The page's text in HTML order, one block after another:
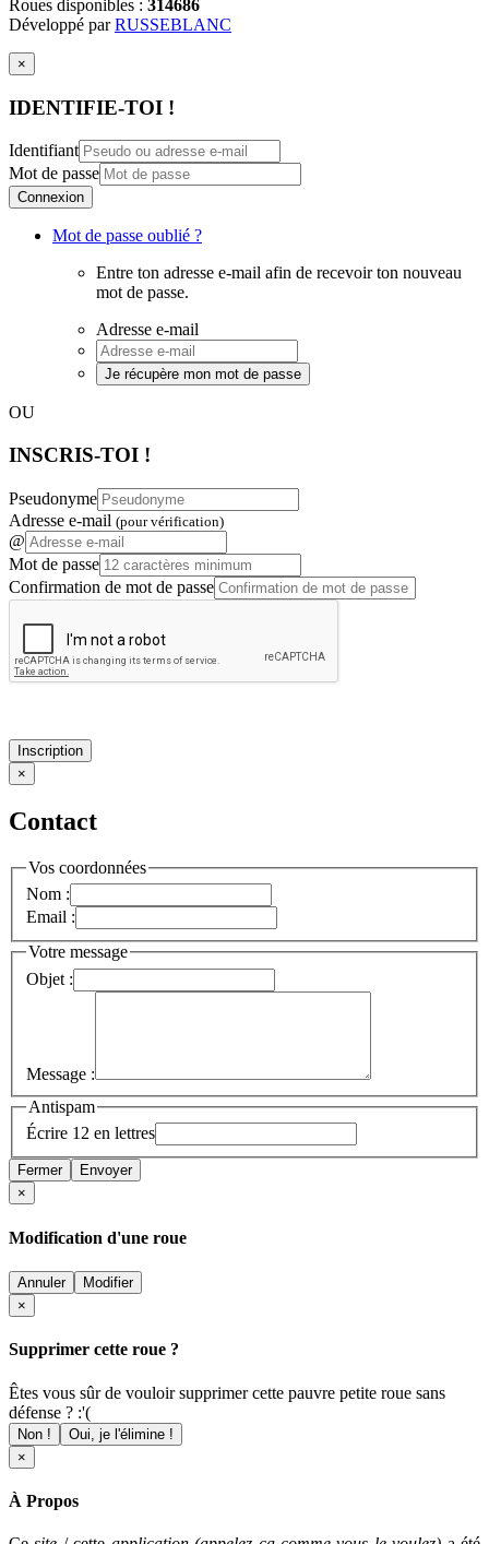
Roues disponibles : 314686
Développé parRUSSEBLANC
×
IDENTIFIE-TOI !
Identifiant
Mot de passe
Connexion
Mot de passe oublié ?
Entre ton adresse e-mail afin de recevoir ton nouveau
mot de passe.
Adresse e-mail
Je récupère mon mot de passe
OU
INSCRIS-TOI !
Pseudonyme
Adresse e-mail (pour vérification)
@
Mot de passe
Confirmation de mot de passe
Inscription
×
Contact
Vos coordonnées
Nom :
Email :
Votre message
Objet :
Message :
Antispam
Écrire 12 en lettres
Fermer
Envoyer
×
Modification d'une roue
Annuler
Modifier
×
Supprimer cette roue ?
Êtes vous sûr de vouloir supprimer cette pauvre petite roue sans
défense ? :'(
Non !
Oui, je l'élimine !
×
À Propos